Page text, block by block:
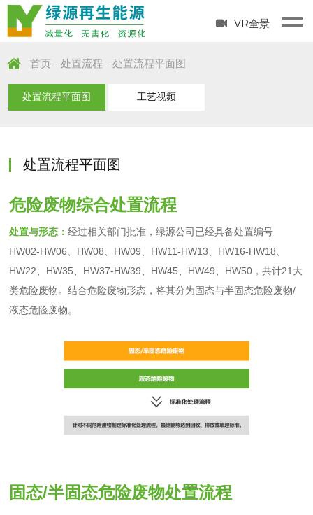
VR全景
首页 - 处置流程 - 处置流程平面图
处置流程平面图 工艺视频
处置流程平面图
危险废物综合处置流程
处置与形态：经过相关部门批准，绿源公司已经具备处置编号
HW02-HW06、HW08、HW09、HW11-HW13、HW16-HW18、
HW22、HW35、HW37-HW39、HW45、HW49、HW50，共计21大
类危险废物。结合危险废物形态，将其分为固态与半固态危险废物/
液态危险废物。
固态/半固态危险废物处置流程